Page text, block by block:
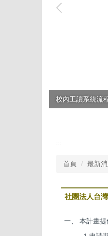
校內工讀系統流
:::
首頁 最新
社團法人台
一、 本計畫